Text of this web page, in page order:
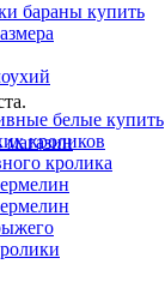
магазин
бараны купить
белые купить
кроликов
кролика